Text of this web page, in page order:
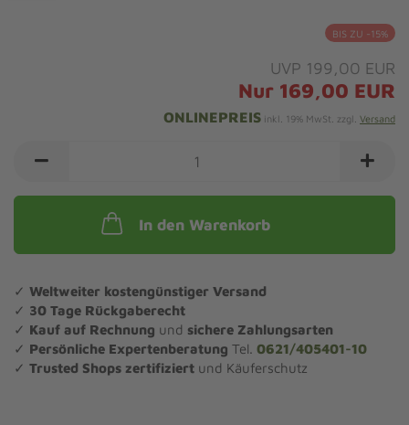
BIS ZU -15%
UVP 199,00 EUR
Nur 169,00 EUR
ONLINEPREIS inkl. 19% MwSt. zzgl. Versand
In den Warenkorb
✓ Weltweiter kostengünstiger Versand
✓ 30 Tage Rückgaberecht
✓ Kauf auf Rechnung und sichere Zahlungsarten
✓ Persönliche Expertenberatung Tel. 0621/405401-10
✓ Trusted Shops zertifiziert und Käuferschutz